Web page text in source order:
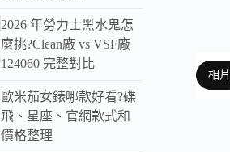
相片
2026 年勞力士黑水鬼怎
麼挑?Clean廠 vs VSF廠
124060 完整對比
歐米茄女錶哪款好看?碟
飛、星座、官網款式和
價格整理